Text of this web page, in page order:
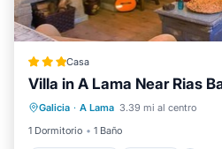
Casa
Villa in A Lama Near Rias
Galicia · A Lama 3.39 mi al centro
1 Dormitorio
1 Baño
Aparcamiento
Piscina
Balcón/Terraza
Cocina